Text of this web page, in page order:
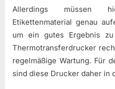
Allerdings müssen
Etikettenmaterial genau
um ein gutes Ergebnis
Thermotransferdrucker
regelmäßige Wartung. Für
sind diese Drucker daher in